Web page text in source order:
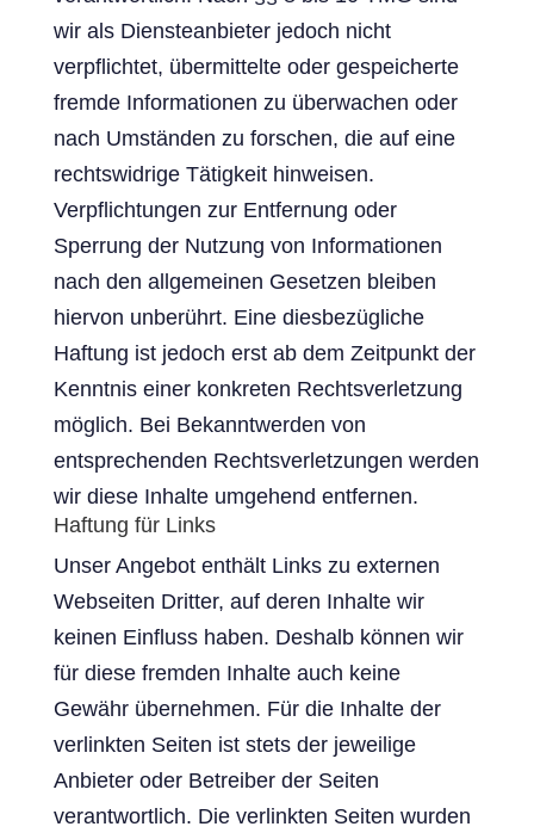
wir als Diensteanbieter jedoch nicht
verpflichtet, übermittelte oder gespeicherte
fremde Informationen zu überwachen oder
nach Umständen zu forschen, die auf eine
rechtswidrige Tätigkeit hinweisen.
Verpflichtungen zur Entfernung oder
Sperrung der Nutzung von Informationen
nach den allgemeinen Gesetzen bleiben
hiervon unberührt. Eine diesbezügliche
Haftung ist jedoch erst ab dem Zeitpunkt der
Kenntnis einer konkreten Rechtsverletzung
möglich. Bei Bekanntwerden von
entsprechenden Rechtsverletzungen werden
wir diese Inhalte umgehend entfernen.
Haftung für Links
Unser Angebot enthält Links zu externen
Webseiten Dritter, auf deren Inhalte wir
keinen Einfluss haben. Deshalb können wir
für diese fremden Inhalte auch keine
Gewähr übernehmen. Für die Inhalte der
verlinkten Seiten ist stets der jeweilige
Anbieter oder Betreiber der Seiten
verantwortlich. Die verlinkten Seiten wurden